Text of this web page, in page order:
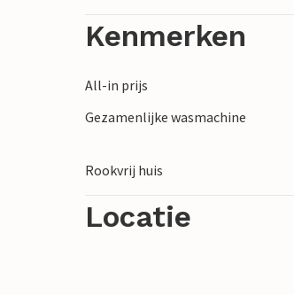
Kenmerken
All-in prijs
Gezamenlijke wasmachine
Rookvrij huis
Locatie